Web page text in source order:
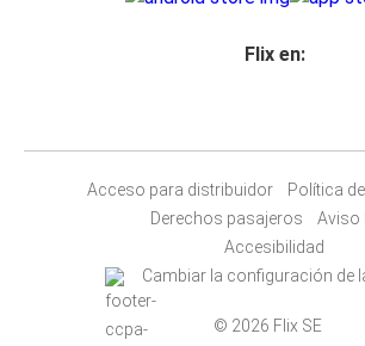
Flix en:
Acceso para distribuidor
Política
Derechos pasajeros
Aviso
Accesibilidad
Cambiar la configuración de
© 2026 Flix SE